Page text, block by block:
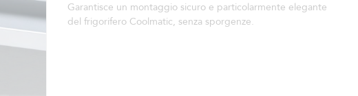
Garantisce un montaggio sicuro e particolarmente elegante
del frigorifero Coolmatic, senza sporgenze.